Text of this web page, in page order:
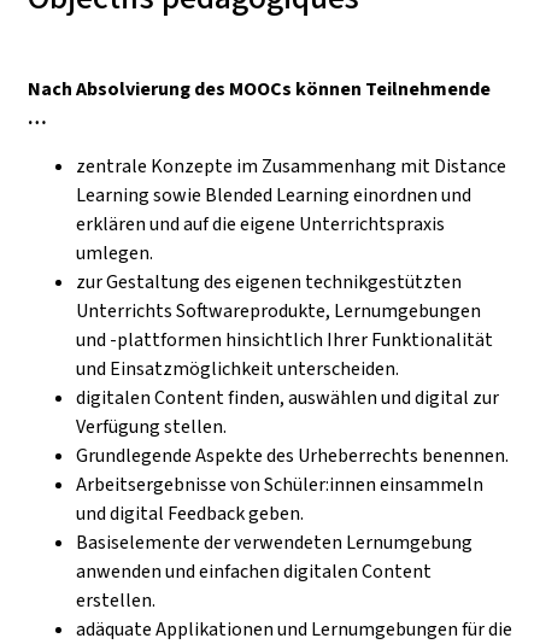
Nach Absolvierung des MOOCs können Teilnehmende
…
zentrale Konzepte im Zusammenhang mit Distance
Learning sowie Blended Learning einordnen und
erklären und auf die eigene Unterrichtspraxis
umlegen.
zur Gestaltung des eigenen technikgestützten
Unterrichts Softwareprodukte, Lernumgebungen
und -plattformen hinsichtlich Ihrer Funktionalität
und Einsatzmöglichkeit unterscheiden.
digitalen Content finden, auswählen und digital zur
Verfügung stellen.
Grundlegende Aspekte des Urheberrechts benennen.
Arbeitsergebnisse von Schüler:innen einsammeln
und digital Feedback geben.
Basiselemente der verwendeten Lernumgebung
anwenden und einfachen digitalen Content
erstellen.
adäquate Applikationen und Lernumgebungen für die